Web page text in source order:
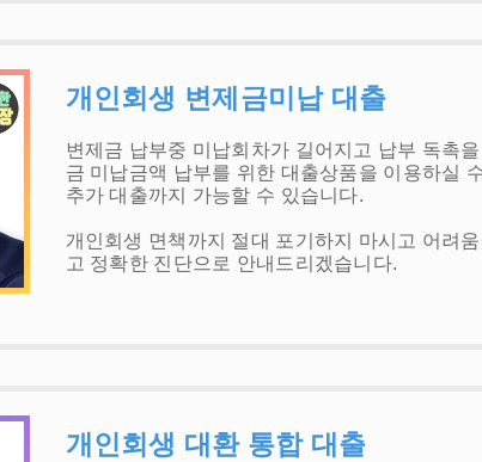
개인회생 변제금미납 대출
변제금 납부중 미납회차가 길어지고 납부 독촉
금 미납금액 납부를 위한 대출상품을 이용하실
추가 대출까지 가능할 수 있습니다.
개인회생 면책까지 절대 포기하지 마시고 어려
고 정확한 진단으로 안내드리겠습니다.
개인회생 대환 통합 대출